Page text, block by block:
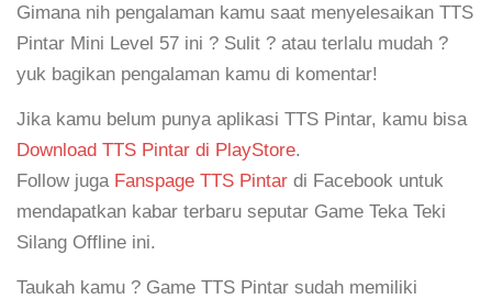
Gimana nih pengalaman kamu saat menyelesaikan TTS
Pintar Mini Level 57 ini ? Sulit ? atau terlalu mudah ?
yuk bagikan pengalaman kamu di komentar!
Jika kamu belum punya aplikasi TTS Pintar, kamu bisa
Download TTS Pintar di PlayStore.
Follow juga Fanspage TTS Pintar di Facebook untuk
mendapatkan kabar terbaru seputar Game Teka Teki
Silang Offline ini.
Taukah kamu ? Game TTS Pintar sudah memiliki